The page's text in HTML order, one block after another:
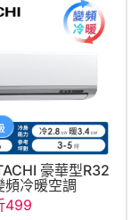
豪華型R32
頻冷暖空調
499